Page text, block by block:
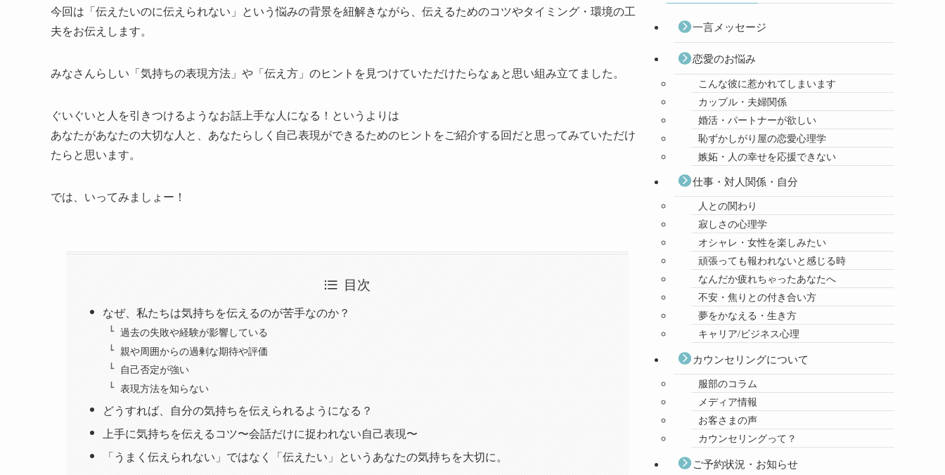
今回は「伝えたいのに伝えられない」という悩みの背景を紐解きながら、伝えるためのコツやタイミング・環境の工
夫をお伝えします。
みなさんらしい「気持ちの表現方法」や「伝え方」のヒントを見つけていただけたらなぁと思い組み立てました。
ぐいぐいと人を引きつけるようなお話上手な人になる！というよりは
あなたがあなたの大切な人と、あなたらしく自己表現ができるためのヒントをご紹介する回だと思ってみていただけ
たらと思います。
では、いってみましょー！
目次
なぜ、私たちは気持ちを伝えるのが苦手なのか？
過去の失敗や経験が影響している
親や周囲からの過剰な期待や評価
自己否定が強い
表現方法を知らない
どうすれば、自分の気持ちを伝えられるようになる？
上手に気持ちを伝えるコツ〜会話だけに捉われない自己表現〜
「うまく伝えられない」ではなく「伝えたい」というあなたの気持ちを大切に。
一言メッセージ
恋愛のお悩み
こんな彼に惹かれてしまいます
カップル・夫婦関係
婚活・パートナーが欲しい
恥ずかしがり屋の恋愛心理学
嫉妬・人の幸せを応援できない
仕事・対人関係・自分
人との関わり
寂しさの心理学
オシャレ・女性を楽しみたい
頑張っても報われないと感じる時
なんだか疲れちゃったあなたへ
不安・焦りとの付き合い方
夢をかなえる・生き方
キャリア/ビジネス心理
カウンセリングについて
服部のコラム
メディア情報
お客さまの声
カウンセリングって？
ご予約状況・お知らせ